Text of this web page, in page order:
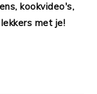
kookvideo's,
met je!